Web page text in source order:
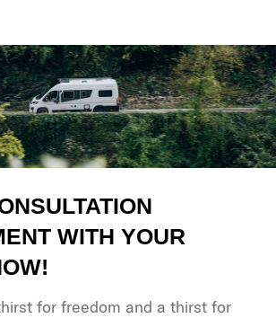
WITH YOUR
for freedom and a thirst for